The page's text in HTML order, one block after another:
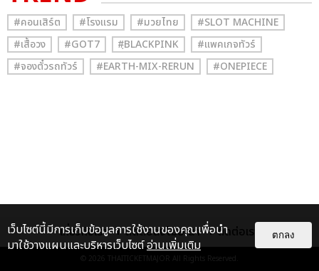
#คอนเสิร์ต #โรงแรม #มวยไทย
#SLOT MACHINE
#เสื้อวง
#GOT7 #ฺBLACKPINK
#แพคเกจทัวร์
#จองตั๋วรถทัวร์
#EARTH-MIX-RERUN #ONEPIECE
เกี่ยวกับเรา ติดต่อลงโฆษณา ติดต่อเรา
© 2026 THAITICKETMAJOR All Rights Reserved.
เว็บไซต์นี้มีการเก็บข้อมูลการใช้งานของคุณเพื่อนำ
มาใช้วางแผนและบริหารเว็บไซต์อ่านเพิ่มเติม
ตกลง